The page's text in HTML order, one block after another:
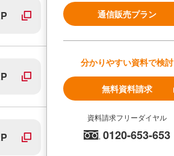
通信販売プラン
分かりやすい資料で検討
無料資料請求
資料請求フリーダイヤル
0120-653-653